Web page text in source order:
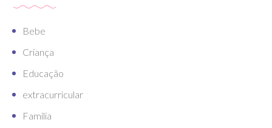
Bebe
Criança
Educação
extracurricular
Familia